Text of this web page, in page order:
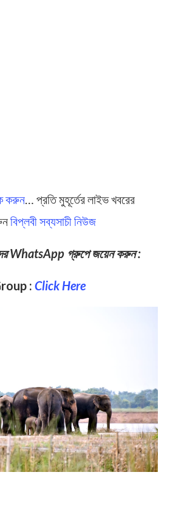
করুন… প্রতি মুহূর্তের লাইভ খবরের
বিপ্লবী সব্যসাচী নিউজ
WhatsApp গ্রুপে জয়েন করুন :
: Click Here